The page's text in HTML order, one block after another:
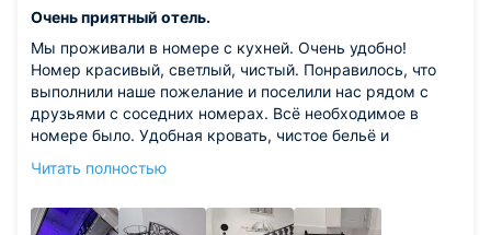
Очень приятный отель.
Мы проживали в номере с кухней. Очень удобно!
Номер красивый, светлый, чистый. Понравилось, что
выполнили наше пожелание и поселили нас рядом с
друзьями с соседних номерах. Всё необходимое в
номере было. Удобная кровать, чистое бельё и
Очень понравились мягкие стулья в номере. Благодарю
безупречную работу.
Читать полностью